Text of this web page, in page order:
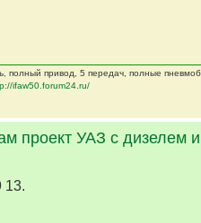
полный привод, 5 передач, полные
ifaw50.forum24.ru/
проект УАЗ с дизелем
13.